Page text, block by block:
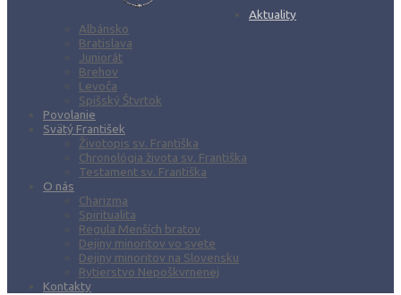
Aktuality
Albánsko
Bratislava
Juniorát
Brehov
Levoča
Spišský Štvrtok
Povolanie
Svätý František
Životopis sv. Františka
Chronológia života sv. Františka
Testament sv. Františka
O nás
Charizma
Spiritualita
Regula Menších bratov
Dejiny minoritov vo svete
Dejiny minoritov na Slovensku
Rytierstvo Nepoškvrnenej
Kontakty